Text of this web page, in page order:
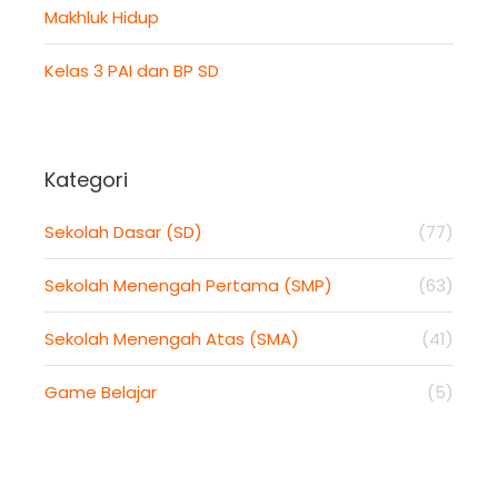
Makhluk Hidup
Kelas 3 PAI dan BP SD
Kategori
Sekolah Dasar (SD) (77)
Sekolah Menengah Pertama (SMP) (63)
Sekolah Menengah Atas (SMA) (41)
Game Belajar (5)